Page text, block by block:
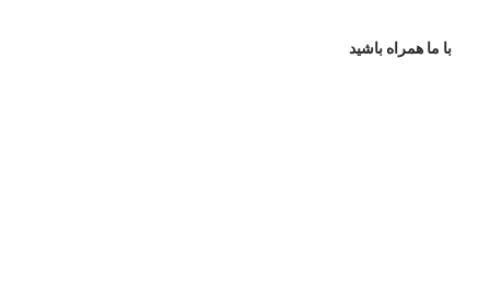
با ما همراه باشید